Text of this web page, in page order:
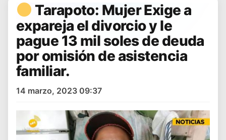
Tarapoto: Mujer Exige a
expareja el divorcio y le
pague 13 mil soles de deuda
por omisión de asistencia
familiar.
14 marzo, 2023 09:37